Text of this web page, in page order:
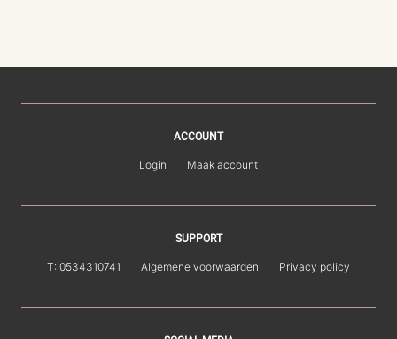
ACCOUNT
Login Maak account
SUPPORT
T: 0534310741 Algemene voorwaarden Privacy policy